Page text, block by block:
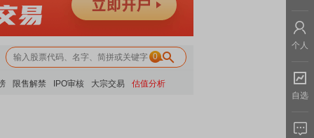
0
限售解禁 IPO审核 大宗交易 估值分析
个人
自选